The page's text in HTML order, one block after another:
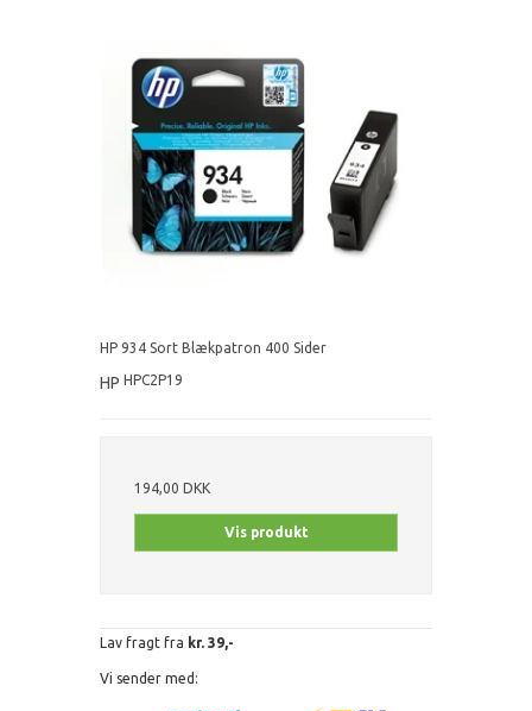
HP 934 Sort Blækpatron 400 Sider
HP HPC2P19
194,00 DKK
Vis produkt
Lav fragt fra kr. 39,-
Vi sender med: